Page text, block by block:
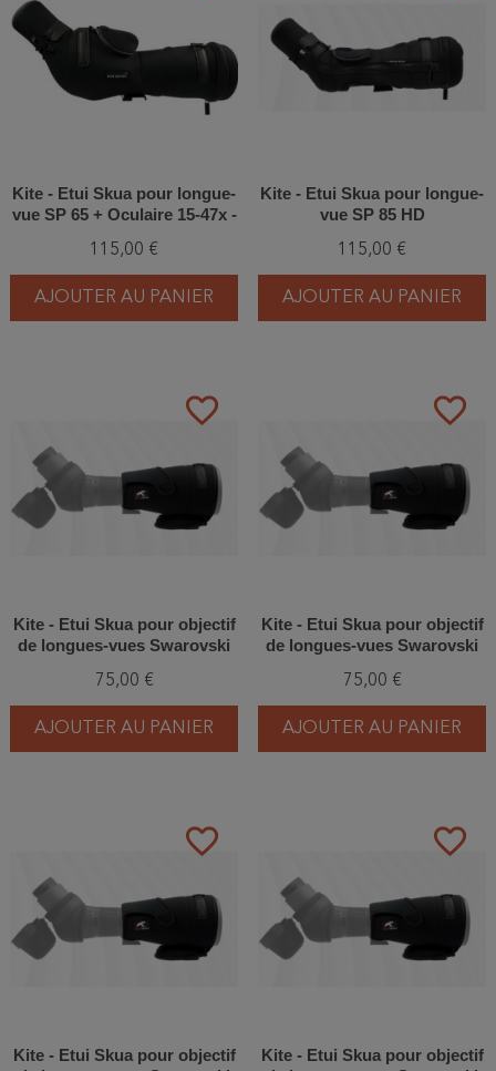
Kite - Etui Skua pour longue-
vue SP 65 + Oculaire 15-47x -
115,00 €
AJOUTER AU PANIER
Kite - Etui Skua pour longue-
vue SP 85 HD
115,00 €
AJOUTER AU PANIER
favorite_border
Kite - Etui Skua pour objectif
de longues-vues Swarovski
75,00 €
AJOUTER AU PANIER
favorite_border
Kite - Etui Skua pour objectif
de longues-vues Swarovski
75,00 €
AJOUTER AU PANIER
favorite_border
Kite - Etui Skua pour objectif
favorite_border
Kite - Etui Skua pour objectif